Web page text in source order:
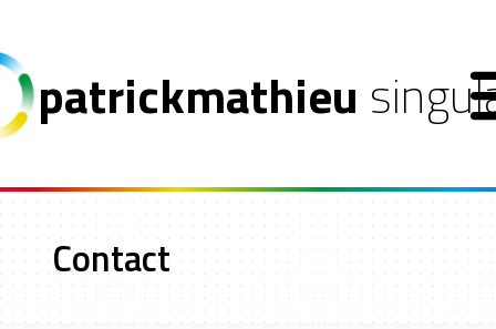
patrickmathieu
Contact